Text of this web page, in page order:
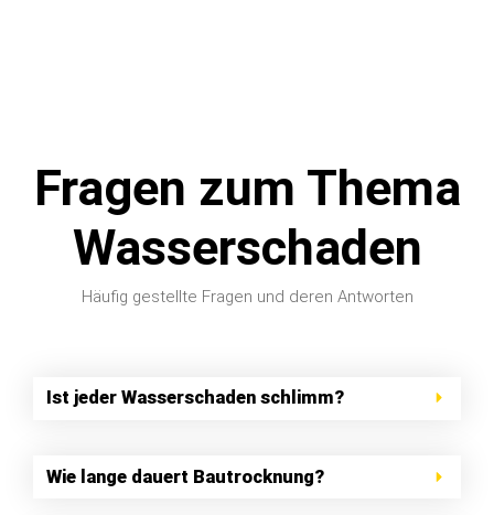
Fragen zum Thema
Wasserschaden
Häufig gestellte Fragen und deren Antworten
Ist jeder Wasserschaden schlimm?
Wie lange dauert Bautrocknung?